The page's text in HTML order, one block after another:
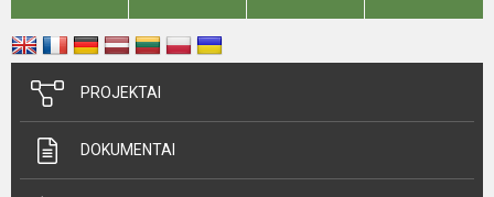
PROJEKTAI
DOKUMENTAI